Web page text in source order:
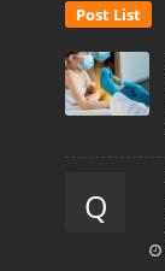
Post List
Q